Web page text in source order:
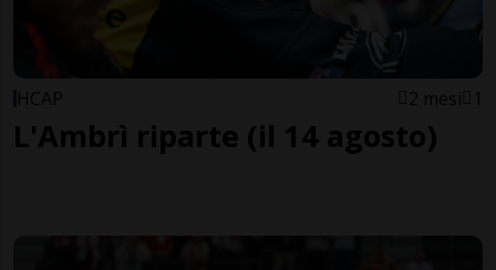
HCAP 2 mesi 1
L'Ambrì riparte (il 14 agosto)